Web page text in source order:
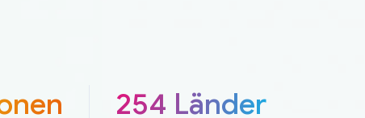
254 Länder